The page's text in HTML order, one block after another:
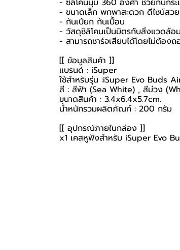
- ซิลิโคนนุ่ม 360 องศา ช่วยกันกร
- ขนาดเล็ก พกพาสะดวก ดีไซน์สวย
- กันเปียก กันเปื้อน
- วัสดุซิลิโคนเป็นมิตรกับสิ่งแวดล้อม
- สามารถชาร์จเสียบได้โดยไม่ต้อง
[[ ข้อมูลสินค้า ]]
แบรนด์ : iSuper
ใช้สำหรับรุ่น :iSuper Evo Buds
สี : สีฟ้า (Sea White) , สีม่วง
ขนาดสินค้า : 3.4x6.4x5.7cm.
น้ำหนักรวมผลิตภัณฑ์ : 200 กรัม
[[ อุปกรณ์ภายในกล่อง ]]
x1 เคสหูฟังสำหรับ iSuper Evo